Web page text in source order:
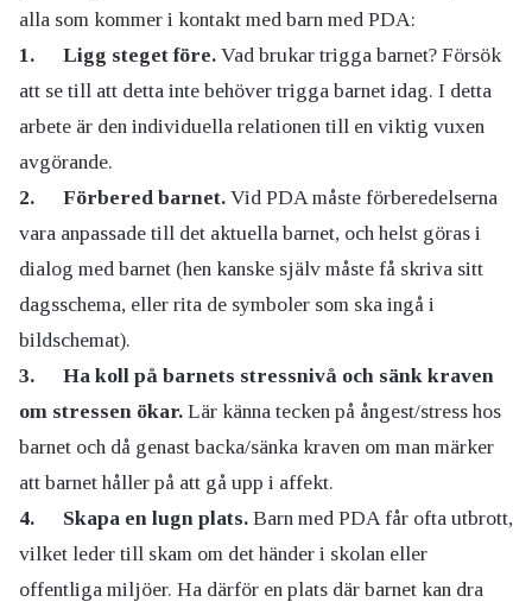
alla som kommer i kontakt med barn med PDA:
1. Ligg steget före. Vad brukar trigga barnet? Försök
att se till att detta inte behöver trigga barnet idag. I detta
arbete är den individuella relationen till en viktig vuxen
avgörande.
2. Förbered barnet. Vid PDA måste förberedelserna
vara anpassade till det aktuella barnet, och helst göras i
dialog med barnet (hen kanske själv måste få skriva sitt
dagsschema, eller rita de symboler som ska ingå i
bildschemat).
3. Ha koll på barnets stressnivå och sänk kraven
om stressen ökar. Lär känna tecken på ångest/stress hos
barnet och då genast backa/sänka kraven om man märker
att barnet håller på att gå upp i affekt.
4. Skapa en lugn plats. Barn med PDA får ofta utbrott,
vilket leder till skam om det händer i skolan eller
offentliga miljöer. Ha därför en plats där barnet kan dra